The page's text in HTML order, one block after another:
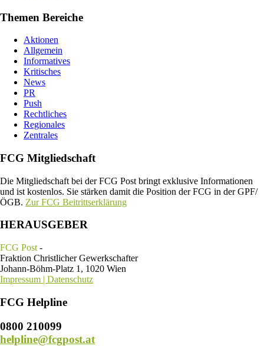
Themen Bereiche
Aktionen
Allgemein
Informatives
Kritisches
News
PR
Push
Rechtliches
Regionales
Zentrales
FCG Mitgliedschaft
Die Mitgliedschaft bei der FCG Post bringt exklusive Informationen
und ist kostenlos. Sie stärken damit die Position der FCG in der GPF/
ÖGB. Zur FCG Beitrittserklärung
HERAUSGEBER
FCG Post -
Fraktion Christlicher Gewerkschafter
Johann-Böhm-Platz 1, 1020 Wien
Impressum | Datenschutz
FCG Helpline
0800 210099
helpline@fcgpost.at